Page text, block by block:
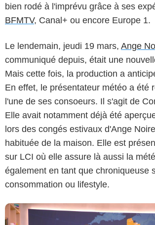
bien rodé à l'imprévu grâce à ses
BFMTV, Canal+ ou encore Europe 1.
Le lendemain, jeudi 19 mars, Ange
communiqué depuis, était une
Mais cette fois, la production a
En effet, le présentateur météo a été
l'une de ses consoeurs. Il s'agit de
Elle avait notamment déjà été
lors des congés estivaux d'Ange
habituée de la maison. Elle est
sur LCI où elle assure là aussi la
également en tant que chroniqueuse
consommation ou lifestyle.
Capture d'écran Bonjour ! La